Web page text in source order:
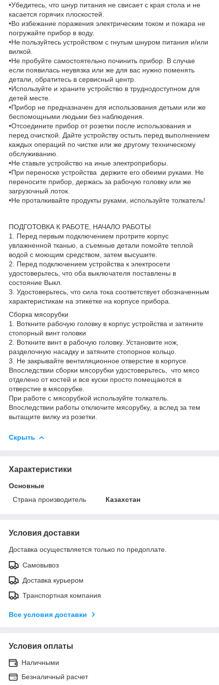
•Убедитесь, что шнур питания не свисает с края стола и не
касается горячих плоскостей.
•Во избежание поражения электрическим током и пожара не
погружайте прибор в воду.
•Не пользуйтесь устройством с гнутым шнуром питания и/или
вилкой.
•Не пробуйте самостоятельно починить прибор. В случае
если появилась неувязка или же для вас нужно поменять
детали, обратитесь в сервисный центр.
•Используйте и храните устройство в труднодоступном для
детей месте.
•Прибор не предназначен для использования детьми или же
беспомощными людьми без наблюдения.
•Отсоедините прибор от розетки после использования и
перед очисткой. Дайте устройству остыть перед выполнением
каждых операций по чистке или же другому техническому
обслуживанию.
•Не ставьте устройство на иные электроприборы.
•При переноске устройства держите его обеими руками. Не
переносите прибор, держась за рабочую головку или же
загрузочный лоток.
•Не проталкивайте продукты руками, используйте толкатель!
ПОДГОТОВКА К РАБОТЕ, НАЧАЛО РАБОТЫ
1. Перед первым подключением протрите корпус
увлажненной тканью, а съемные детали помойте теплой
водой с моющим средством, затем высушите.
2. Перед подключением устройства к электросети
удостоверьтесь, что оба выключателя поставлены в
состояние Выкл.
3. Удостоверьтесь, что сила тока соответствует обозначенным
характеристикам на этикетке на корпусе прибора.
Сборка мясорубки
1. Воткните рабочую головку в корпус устройства и затяните
стопорный винт головки
2. Воткните винт в рабочую головку. Установите нож,
разделочную насадку и затяните стопорное кольцо.
3. Не закрывайте вентиляционное отверстие в корпусе.
Впоследствии сборки мясорубки удостоверьтесь, что мясо
отделено от костей и все куски просто помещаются в
отверстие в мясорубке.
При работе с мясорубкой используйте толкатель.
Впоследствии работы отключите мясорубку, а вслед за тем
вытащите вилку из розетки.
Скрыть
Характеристики
Основные
Страна производитель
Казахстан
Условия доставки
Доставка осуществляется только по предоплате.
Самовывоз
Доставка курьером
Транспортная компания
Все условия доставки
Условия оплаты
Наличными
Безналичный расчет